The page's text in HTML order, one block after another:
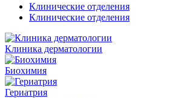
Клинические отделения
Клинические отделения
Клиника дерматологии
Биохимия
Гериатрия